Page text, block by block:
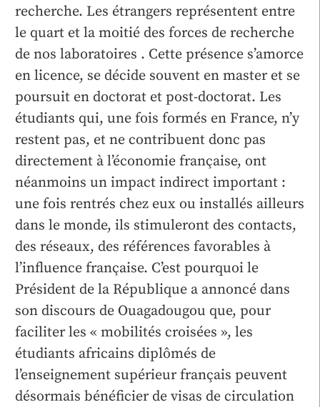
recherche. Les étrangers représentent entre
le quart et la moitié des forces de recherche
de nos laboratoires . Cette présence s’amorce
en licence, se décide souvent en master et se
poursuit en doctorat et post-doctorat. Les
étudiants qui, une fois formés en France, n’y
restent pas, et ne contribuent donc pas
directement à l’économie française, ont
néanmoins un impact indirect important :
une fois rentrés chez eux ou installés ailleurs
dans le monde, ils stimuleront des contacts,
des réseaux, des références favorables à
l’influence française. C’est pourquoi le
Président de la République a annoncé dans
son discours de Ouagadougou que, pour
faciliter les « mobilités croisées », les
étudiants africains diplômés de
l’enseignement supérieur français peuvent
désormais bénéficier de visas de circulation